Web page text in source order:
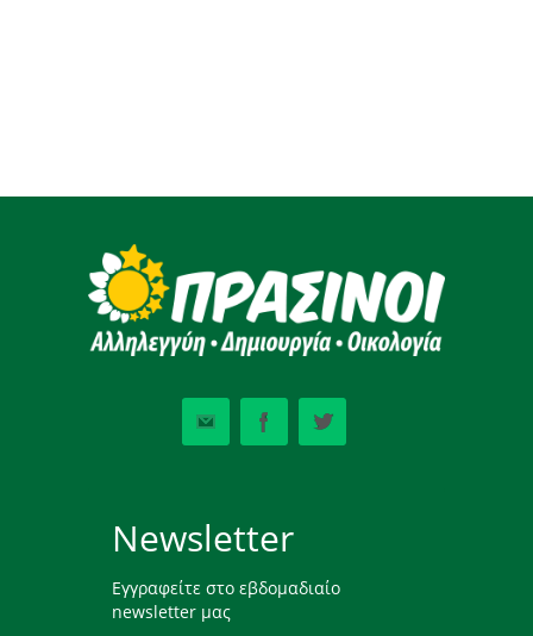
Newsletter
Εγγραφείτε στο εβδομαδιαίο
newsletter μας